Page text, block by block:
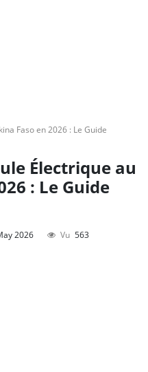
Faso en 2026 : Le Guide
Électrique au
: Le Guide
2026 Vu 563